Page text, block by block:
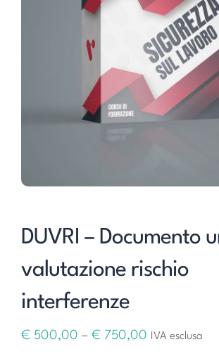
DUVRI – Documento
valutazione rischio
interferenze
€ 500,00 – € 750,00 IVA esclusa